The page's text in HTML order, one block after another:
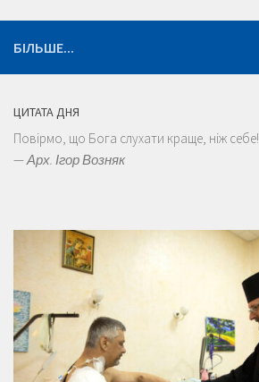
БІЛЬШЕ...
ЦИТАТА ДНЯ
Повірмо, що Бога слухати краще, ніж себе!
—Арх. Ігор Возняк